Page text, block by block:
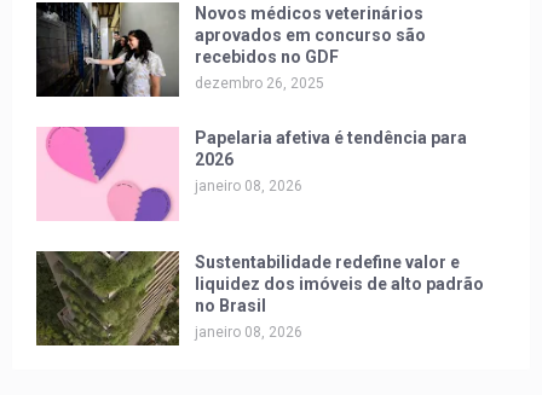
Novos médicos veterinários
aprovados em concurso são
recebidos no GDF
dezembro 26, 2025
Papelaria afetiva é tendência para
2026
janeiro 08, 2026
Sustentabilidade redefine valor e
liquidez dos imóveis de alto padrão
no Brasil
janeiro 08, 2026